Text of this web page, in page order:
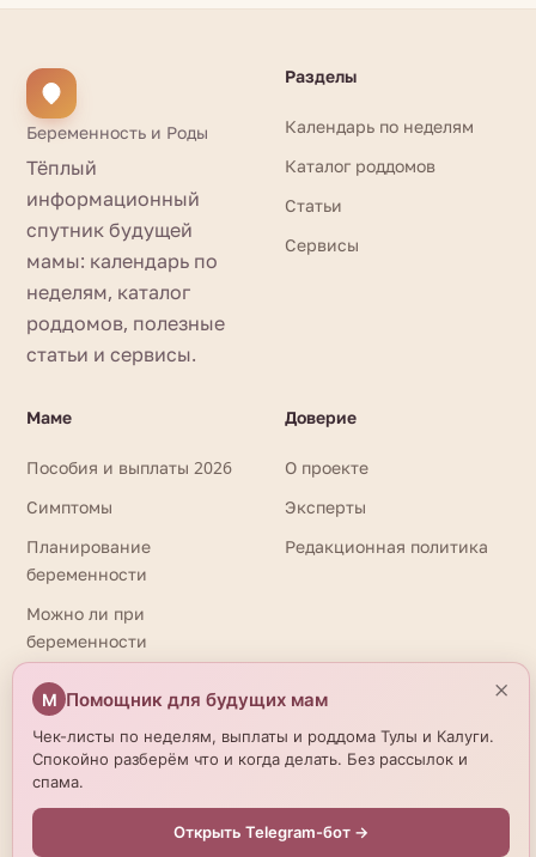
Беременность и Роды
Тёплый
информационный
спутник будущей
мамы: календарь по
неделям, каталог
роддомов, полезные
статьи и сервисы.
Разделы
Календарь по неделям
Каталог роддомов
Статьи
Сервисы
Маме
Пособия и выплаты 2026
Симптомы
Планирование
беременности
Можно ли при
беременности
Доверие
О проекте
Эксперты
Редакционная политика
⚕️
заменяет очную консультацию врача. При любых вопросах
здоровья обращайтесь к квалифицированному
специалисту. Имеются противопоказания. Необходима
консультация специалиста. © 2026 beremennostirody.ru
М Помощник для будущих мам
Чек-листы по неделям, выплаты и роддома Тулы и Калуги.
Спокойно разберём что и когда делать. Без рассылок и
спама.
Открыть Telegram-бот →
×